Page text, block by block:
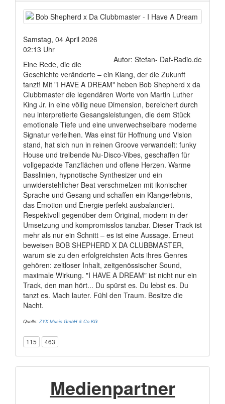
Samstag, 04 April 2026
02:13 Uhr
Autor: Stefan- Daf-Radio.de
Eine Rede, die die
Geschichte veränderte – ein Klang, der die Zukunft
tanzt! Mit "I HAVE A DREAM" heben Bob Shepherd x da
Clubbmaster die legendären Worte von Martin Luther
King Jr. in eine völlig neue Dimension, bereichert durch
neu interpretierte Gesangsleistungen, die dem Stück
emotionale Tiefe und eine unverwechselbare moderne
Signatur verleihen. Was einst für Hoffnung und Vision
stand, hat sich nun in reinen Groove verwandelt: funky
House und treibende Nu-Disco-Vibes, geschaffen für
vollgepackte Tanzflächen und offene Herzen. Warme
Basslinien, hypnotische Synthesizer und ein
unwiderstehlicher Beat verschmelzen mit ikonischer
Sprache und Gesang und schaffen ein Klangerlebnis,
das Emotion und Energie perfekt ausbalanciert.
Respektvoll gegenüber dem Original, modern in der
Umsetzung und kompromisslos tanzbar. Dieser Track ist
mehr als nur ein Schnitt – es ist eine Aussage. Erneut
beweisen BOB SHEPHERD X DA CLUBBMASTER,
warum sie zu den erfolgreichsten Acts ihres Genres
gehören: zeitloser Inhalt, zeitgenössischer Sound,
maximale Wirkung. "I HAVE A DREAM" ist nicht nur ein
Track, den man hört... Du spürst es. Du lebst es. Du
tanzt es. Mach lauter. Fühl den Traum. Besitze die
Nacht.
Quelle: ZYX Music GmbH & Co.KG
115 463
Medienpartner